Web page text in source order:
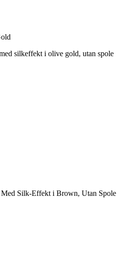
silkeffekt i olive gold, utan spole
Silk-Effekt i Brown, Utan Spole